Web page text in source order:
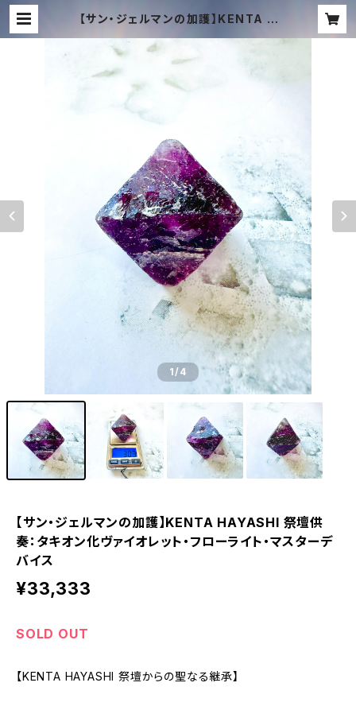
【サン・ジェルマンの加護】KENTA H
オレット・フローライト・マスターデバ
イス | TACHYON MUSIC ONLINE
1/4
【サン・ジェルマンの加護】KENTA HAYASHI 祭壇供
奏：タキオン化ヴァイオレット・フローライト・マスターデ
バイス
¥33,333
SOLD OUT
【KENTA HAYASHI 祭壇からの聖なる継承】